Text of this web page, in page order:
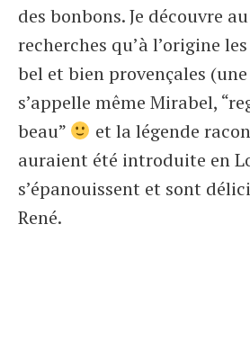
des bonbons. Je découvre
recherches qu’à l’origine
bel et bien provençales
s’appelle même Mirabel,
beau”
et la légende
auraient été introduite en
s’épanouissent et sont
René.